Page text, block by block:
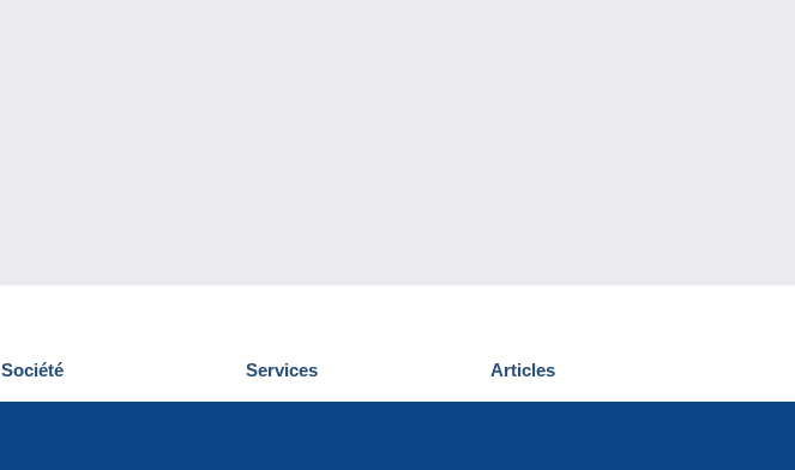
Société
Qui sommes-nous
Services
Découvrir Delcampe
Articles